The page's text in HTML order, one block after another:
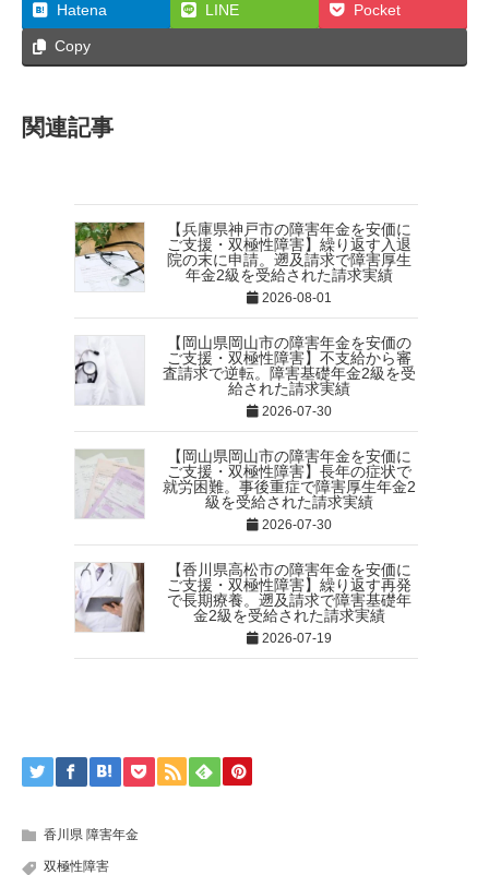
Hatena LINE Pocket
Copy
関連記事
【兵庫県神戸市の障害年金を安価に
ご支援・双極性障害】繰り返す入退
院の末に申請。遡及請求で障害厚生
年金2級を受給された請求実績
2026-08-01
【岡山県岡山市の障害年金を安価の
ご支援・双極性障害】不支給から審
査請求で逆転。障害基礎年金2級を受
給された請求実績
2026-07-30
【岡山県岡山市の障害年金を安価に
ご支援・双極性障害】長年の症状で
就労困難。事後重症で障害厚生年金2
級を受給された請求実績
2026-07-30
【香川県高松市の障害年金を安価に
ご支援・双極性障害】繰り返す再発
で長期療養。遡及請求で障害基礎年
金2級を受給された請求実績
2026-07-19
香川県 障害年金
双極性障害